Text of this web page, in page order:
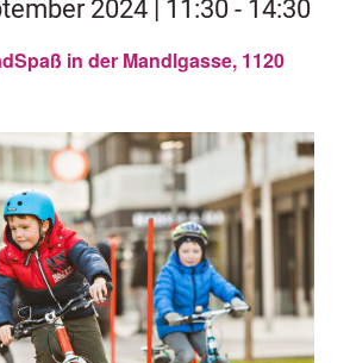
in der Mandlgasse, 1120
2024 | 11:30 - 14:30